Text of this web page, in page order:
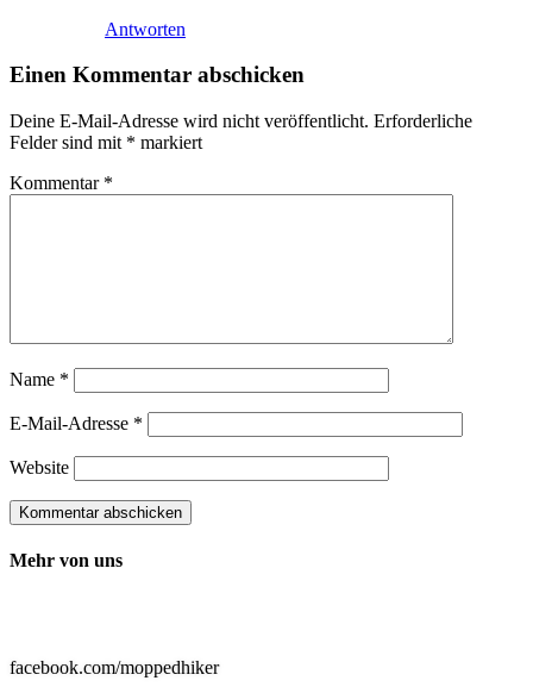
Antworten
Einen Kommentar abschicken
Deine E-Mail-Adresse wird nicht veröffentlicht. Erforderliche
Felder sind mit * markiert
Kommentar *
Name *
E-Mail-Adresse *
Website
Kommentar abschicken
Mehr von uns
facebook.com/moppedhiker